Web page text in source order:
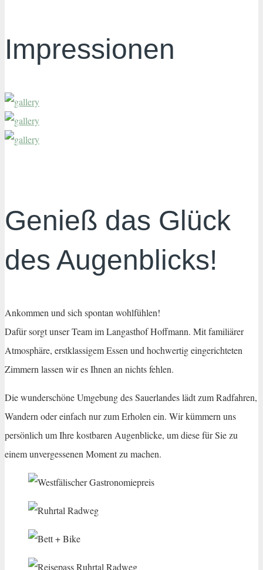
Impressionen
Genieß das Glück
des Augenblicks!
Ankommen und sich spontan wohlfühlen!
Dafür sorgt unser Team im Langasthof Hoffmann. Mit familiärer
Atmosphäre, erstklassigem Essen und hochwertig eingerichteten
Zimmern lassen wir es Ihnen an nichts fehlen.
Die wunderschöne Umgebung des Sauerlandes lädt zum Radfahren,
Wandern oder einfach nur zum Erholen ein. Wir kümmern uns
persönlich um Ihre kostbaren Augenblicke, um diese für Sie zu
einem unvergessenen Moment zu machen.